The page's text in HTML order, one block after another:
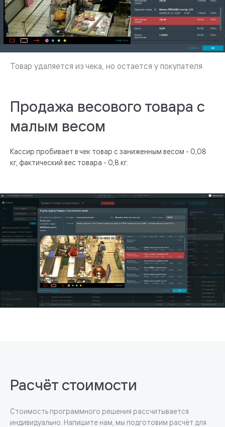
Продажа весового товара с
малым весом
Кассир пробивает в чек товар с заниженным весом - 0,08
кг, фактический вес товара - 0,8 кг.
Расчёт стоимости
Стоимость программного решения рассчитывается
индивидуально. Напишите нам, мы подготовим расчёт для